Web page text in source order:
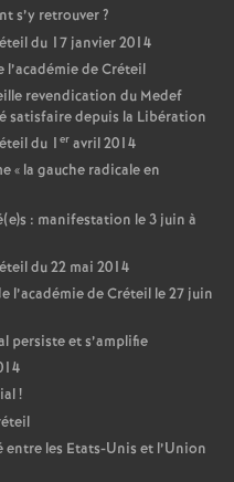
s’y retrouver?
du 17 janvier 2014
de Créteil
revendication du Medef
satisfaire depuis la Libération
du 1 er avril 2014
« la gauche radicale en
: manifestation le 3 juin à
du 22 mai 2014
l’académie de Créteil le 27 juin
persiste et s’amplifie
!
les Etats-Unis et l’Union